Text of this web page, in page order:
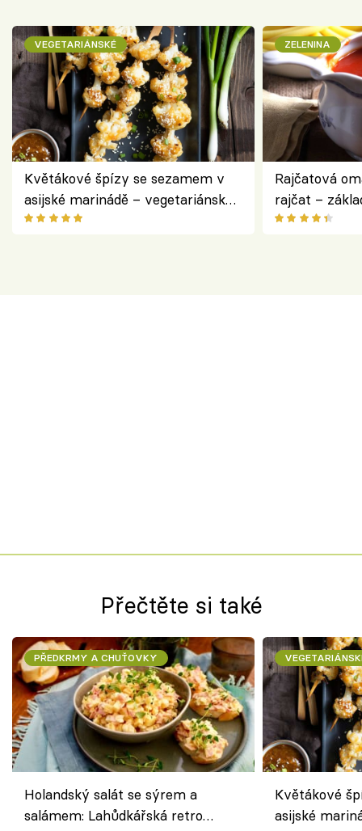
VEGETARIÁNSKÉ
Květákové špízy se sezamem v
asijské marinádě – vegetariánská
chuťovka z grilu
ZELENINA
Rajčatová
rajčat –
Přečtěte si také
PŘEDKRMY A CHUŤOVKY
Holandský salát se sýrem a
salámem: Lahůdkářská retro
Květákové
asijské